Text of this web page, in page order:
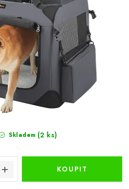
Skladem (2 ks)